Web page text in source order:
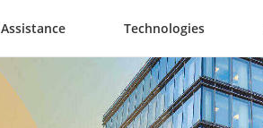
Assistance Technologies